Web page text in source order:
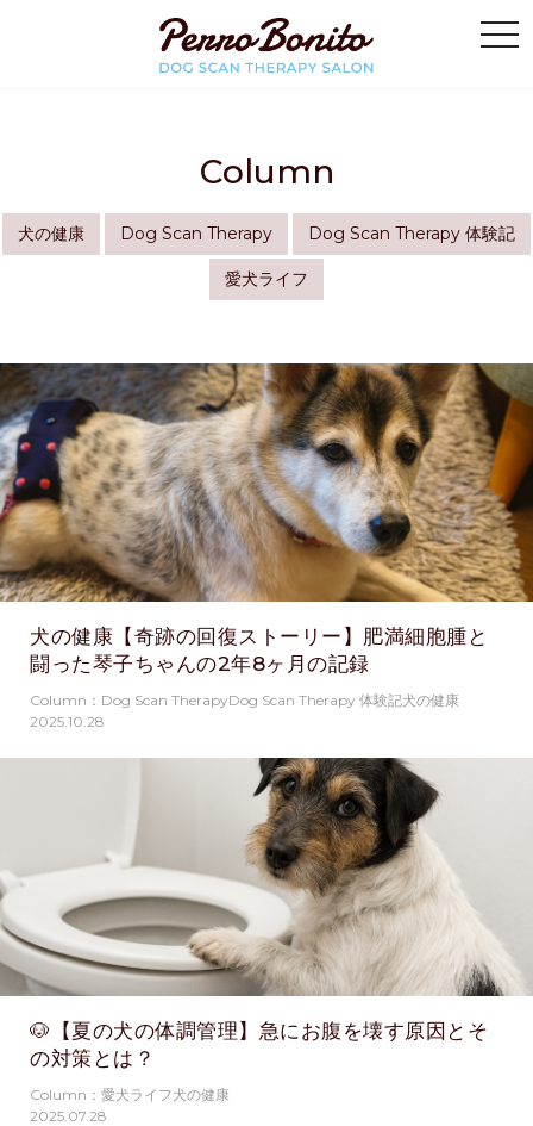
Column
犬の健康 Dog Scan Therapy Dog Scan Therapy 体験記
愛犬ライフ
犬の健康【奇跡の回復ストーリー】肥満細胞腫と
闘った琴子ちゃんの2年8ヶ月の記録
Column：Dog Scan TherapyDog Scan Therapy 体験記犬の健康
2025.10.28
🐶【夏の犬の体調管理】急にお腹を壊す原因とそ
の対策とは？
Column：愛犬ライフ犬の健康
2025.07.28